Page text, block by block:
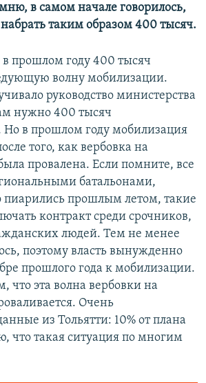
в самом начале говорилось,
набрать таким образом 400 тысяч.
в прошлом году 400 тысяч
волну мобилизации.
руководство министерства
нужно 400 тысяч
Но в прошлом году мобилизация
того, как вербовка на
провалена. Если помните, все
батальонами,
пиарились прошлым летом, такие
контракт среди срочников,
людей. Тем не менее
поэтому власть вынужденно
прошлого года к мобилизации.
что эта волна вербовки на
Очень
из Тольятти: 10% от плана
что такая ситуация по многим